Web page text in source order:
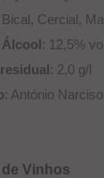
Cercial,
Álcool: 12,5%
: 2,0 g/l
: António Narciso
Vinhos